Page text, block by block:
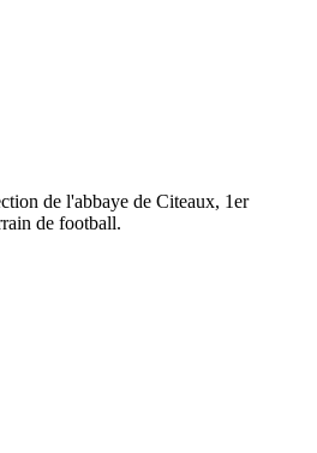
de l'abbaye de Citeaux, 1er
de football.